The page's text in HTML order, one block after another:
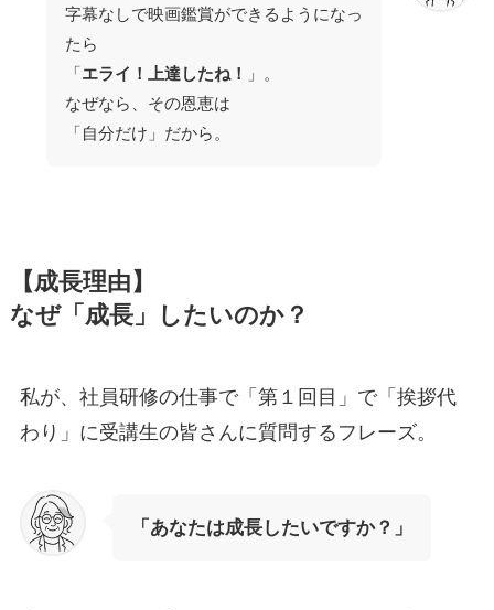
字幕なしで映画鑑賞ができるようになっ
たら
「エライ！上達したね！
」。
なぜなら、その恩恵は
「自分だけ」だから。
【成長理由】
なぜ「成長」したいのか？
私が、社員研修の仕事で「第１回目」で「挨拶代
わり」に受講生の皆さんに質問するフレーズ。
「あなたは成長したいですか？」